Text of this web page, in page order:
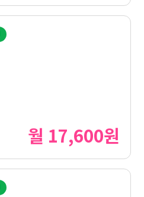
월 17,600원